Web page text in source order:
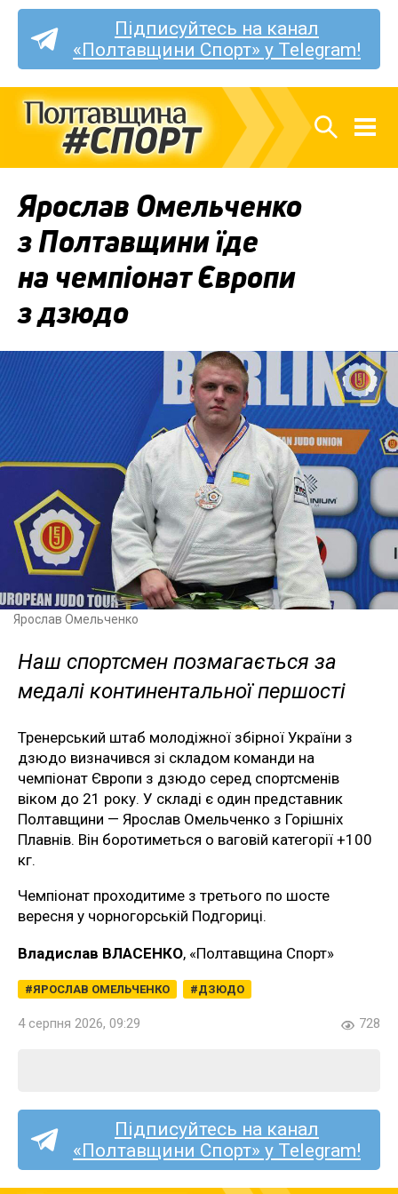
Підписуйтесь на канал
«Полтавщини Спорт» у Telegram!
Ярослав Омельченко
з Полтавщини їде
на чемпіонат Європи
з дзюдо
Ярослав Омельченко
Наш спортсмен позмагається за
медалі континентальної першості
Тренерський штаб молодіжної збірної України з
дзюдо визначився зі складом команди на
чемпіонат Європи з дзюдо серед спортсменів
віком до 21 року. У складі є один представник
Полтавщини — Ярослав Омельченко з Горішніх
Плавнів. Він боротиметься о ваговій категорії +100
кг.
Чемпіонат проходитиме з третього по шосте
вересня у чорногорській Подгориці.
Владислав ВЛАСЕНКО, «Полтавщина Спорт»
ЯРОСЛАВ ОМЕЛЬЧЕНКО ДЗЮДО
4 серпня 2026, 09:29 728
Підписуйтесь на канал
«Полтавщини Спорт» у Telegram!